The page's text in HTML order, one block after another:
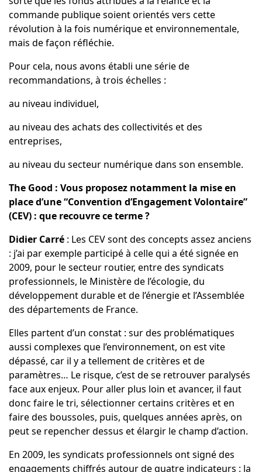
commande publique soient orientés vers cette
révolution à la fois numérique et environnementale,
mais de façon réfléchie.
Pour cela, nous avons établi une série de
recommandations, à trois échelles :
au niveau individuel,
au niveau des achats des collectivités et des
entreprises,
au niveau du secteur numérique dans son ensemble.
The Good : Vous proposez notamment la mise en
place d’une “Convention d’Engagement Volontaire”
(CEV) : que recouvre ce terme ?
Didier Carré: Les CEV sont des concepts assez anciens
: j’ai par exemple participé à celle qui a été signée en
2009, pour le secteur routier, entre des syndicats
professionnels, le Ministère de l’écologie, du
développement durable et de l’énergie et l’Assemblée
des départements de France.
Elles partent d’un constat : sur des problématiques
aussi complexes que l’environnement, on est vite
dépassé, car il y a tellement de critères et de
paramètres… Le risque, c’est de se retrouver paralysés
face aux enjeux. Pour aller plus loin et avancer, il faut
donc faire le tri, sélectionner certains critères et en
faire des boussoles, puis, quelques années après, on
peut se repencher dessus et élargir le champ d’action.
En 2009, les syndicats professionnels ont signé des
engagements chiffrés autour de quatre indicateurs : la